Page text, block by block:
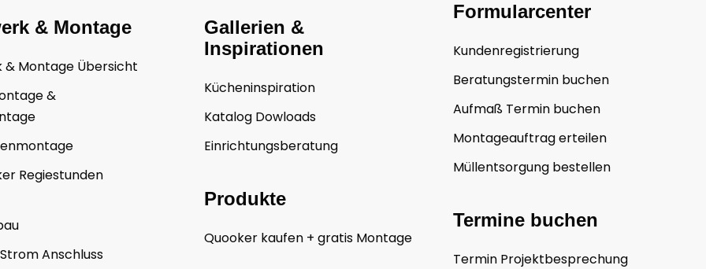
& Montage
& Montage Übersicht
&
Regiestunden
Anschluss
Gallerien &
Inspirationen
Kücheninspiration
Katalog Dowloads
Einrichtungsberatung
Produkte
Quooker kaufen + gratis Montage
Formularcenter
Kundenregistrierung
Beratungstermin buchen
Aufmaß Termin buchen
Montageauftrag erteilen
Müllentsorgung bestellen
Termine buchen
Termin Projektbesprechung